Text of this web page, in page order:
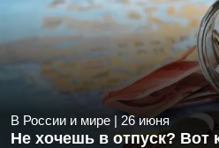
В России и мире | 26 июня
Не хочешь в отпуск? Вот